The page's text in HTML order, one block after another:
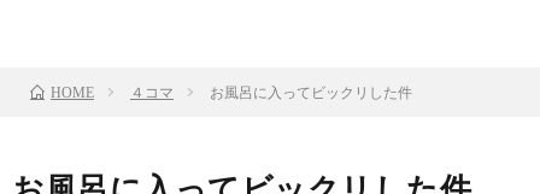
HOME ４コマ お風呂に入ってビックリした件